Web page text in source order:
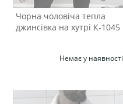
Чорна чоловіча тепла
джинсівка на хутрі К-1045
Немає у наявності